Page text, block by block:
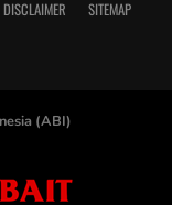
DISCLAIMER
SITEMAP
(ABI)